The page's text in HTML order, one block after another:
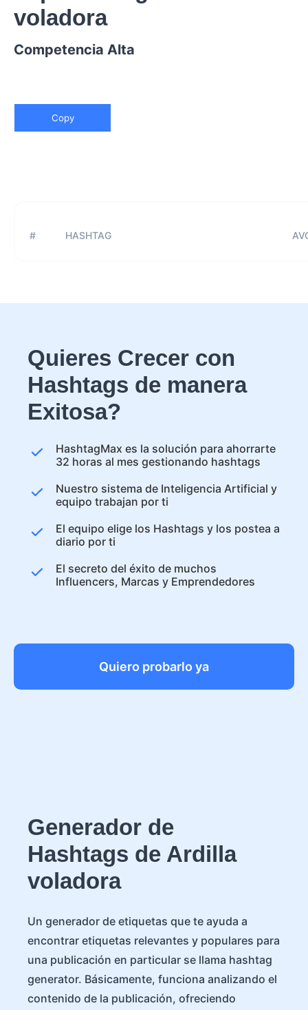
voladora
Competencia Alta
Copy
# HASHTAG
Quieres Crecer con
Hashtags de manera
Exitosa?
HashtagMax es la solución para ahorrarte
32 horas al mes gestionando hashtags
Nuestro sistema de Inteligencia Artificial y
equipo trabajan por ti
El equipo elige los Hashtags y los postea a
diario por ti
El secreto del éxito de muchos
Influencers, Marcas y Emprendedores
Quiero probarlo ya
Generador de
Hashtags de Ardilla
voladora
Un generador de etiquetas que te ayuda a
encontrar etiquetas relevantes y populares para
una publicación en particular se llama hashtag
generator. Básicamente, funciona analizando el
contenido de la publicación, ofreciendo